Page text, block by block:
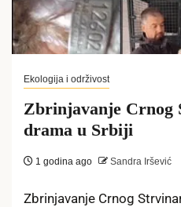
Ekologija i održivost
Zbrinjavanje Crnog
drama u Srbiji
1 godina ago Sandra Iršević
Zbrinjavanje Crnog